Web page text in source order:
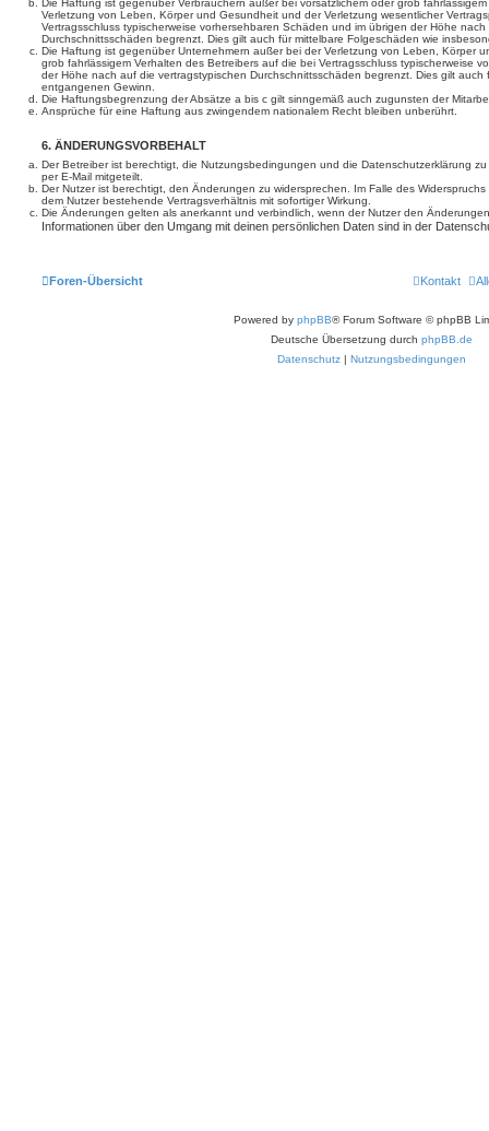
Verletzung von Leben, Körper und Gesundheit und der Verletzung wesentlicher
Vertragsschluss typischerweise vorhersehbaren Schäden und im übrigen der Höhe
Durchschnittsschäden begrenzt. Dies gilt auch für mittelbare Folgeschäden wie
Die Haftung ist gegenüber Unternehmern außer bei der Verletzung von Leben, Körper
grob fahrlässigem Verhalten des Betreibers auf die bei Vertragsschluss typischerweise
der Höhe nach auf die vertragstypischen Durchschnittsschäden begrenzt. Dies gilt
entgangenen Gewinn.
Die Haftungsbegrenzung der Absätze a bis c gilt sinngemäß auch zugunsten der
Ansprüche für eine Haftung aus zwingendem nationalem Recht bleiben unberührt.
6. ÄNDERUNGSVORBEHALT
Der Betreiber ist berechtigt, die Nutzungsbedingungen und die Datenschutzerklärung
per E-Mail mitgeteilt.
Der Nutzer ist berechtigt, den Änderungen zu widersprechen. Im Falle des
dem Nutzer bestehende Vertragsverhältnis mit sofortiger Wirkung.
Die Änderungen gelten als anerkannt und verbindlich, wenn der Nutzer den
Informationen über den Umgang mit deinen persönlichen Daten sind in der
Foren-Übersicht Kontakt
Powered by phpBB® Forum Software © phpBB
Deutsche Übersetzung durch phpBB.de
Datenschutz | Nutzungsbedingungen